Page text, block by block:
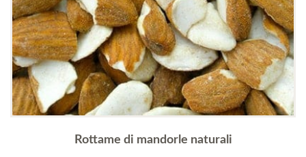
Rottame di mandorle naturali